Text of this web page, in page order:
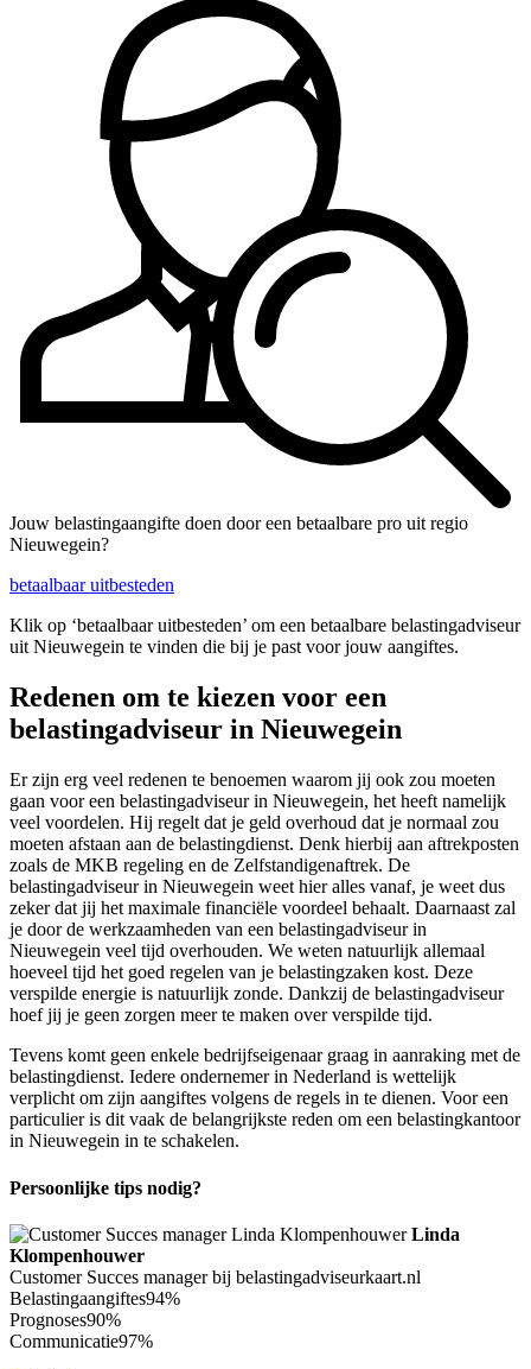
Jouw belastingaangifte doen door een betaalbare pro uit regio
Nieuwegein?
betaalbaar uitbesteden
Klik op ‘betaalbaar uitbesteden’ om een betaalbare belastingadviseur
uit Nieuwegein te vinden die bij je past voor jouw aangiftes.
Redenen om te kiezen voor een
belastingadviseur in Nieuwegein
Er zijn erg veel redenen te benoemen waarom jij ook zou moeten
gaan voor een belastingadviseur in Nieuwegein, het heeft namelijk
veel voordelen. Hij regelt dat je geld overhoud dat je normaal zou
moeten afstaan aan de belastingdienst. Denk hierbij aan aftrekposten
zoals de MKB regeling en de Zelfstandigenaftrek. De
belastingadviseur in Nieuwegein weet hier alles vanaf, je weet dus
zeker dat jij het maximale financiële voordeel behaalt. Daarnaast zal
je door de werkzaamheden van een belastingadviseur in
Nieuwegein veel tijd overhouden. We weten natuurlijk allemaal
hoeveel tijd het goed regelen van je belastingzaken kost. Deze
verspilde energie is natuurlijk zonde. Dankzij de belastingadviseur
hoef jij je geen zorgen meer te maken over verspilde tijd.
Tevens komt geen enkele bedrijfseigenaar graag in aanraking met de
belastingdienst. Iedere ondernemer in Nederland is wettelijk
verplicht om zijn aangiftes volgens de regels in te dienen. Voor een
particulier is dit vaak de belangrijkste reden om een belastingkantoor
in Nieuwegein in te schakelen.
Persoonlijke tips nodig?
Linda
Klompenhouwer
Customer Succes manager bij belastingadviseurkaart.nl
Belastingaangiftes94%
Prognoses90%
Communicatie97%